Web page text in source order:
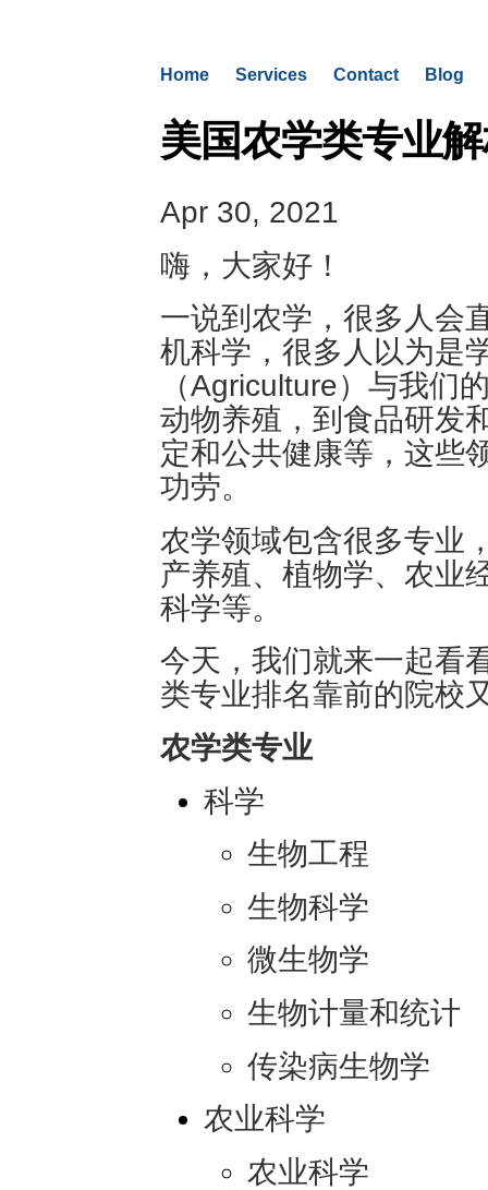
Home Services Contact Blog
美国农学类专业
Apr 30, 2021
嗨，大家好！
一说到农学，很多人会
机科学，很多人以为是
（Agriculture）与我们
动物养殖，到食品研发
定和公共健康等，这些
功劳。
农学领域包含很多专业
产养殖、植物学、农业
科学等。
今天，我们就来一起看
类专业排名靠前的院校
农学类专业
科学
生物工程
生物科学
微生物学
生物计量和统计
传染病生物学
农业科学
农业科学